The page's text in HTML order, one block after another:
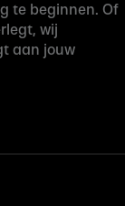
te beginnen. Of
wij
aan jouw